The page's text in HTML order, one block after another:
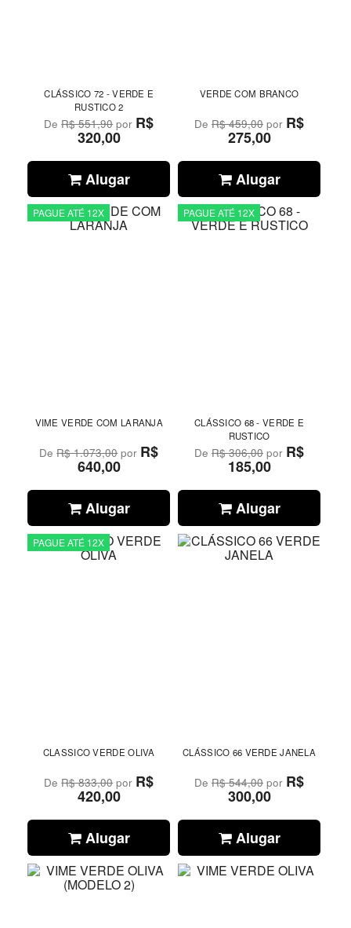
CLÁSSICO 72 - VERDE E
RUSTICO 2
DeR$ 551,90por R$
320,00
Alugar
VERDE COM BRANCO
DeR$ 459,00 por R$
275,00
Alugar
PAGUE ATÉ 12X
VIME VERDE COM LARANJA
DeR$ 1.073,00por R$
640,00
Alugar
PAGUE ATÉ 12X
CLÁSSICO 68 - VERDE E
RUSTICO
DeR$ 306,00 por R$
185,00
Alugar
PAGUE ATÉ 12X
CLASSICO VERDE OLIVA
DeR$ 833,00por R$
420,00
Alugar
CLÁSSICO 66 VERDE JANELA
DeR$ 544,00 por R$
300,00
Alugar